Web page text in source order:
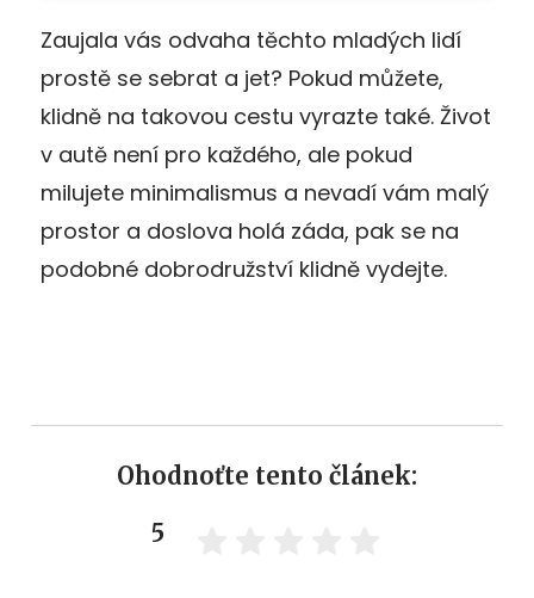
Zaujala vás odvaha těchto mladých lidí
prostě se sebrat a jet? Pokud můžete,
klidně na takovou cestu vyrazte také. Život
v autě není pro každého, ale pokud
milujete minimalismus a nevadí vám malý
prostor a doslova holá záda, pak se na
podobné dobrodružství klidně vydejte.
Ohodnoťte tento článek:
5